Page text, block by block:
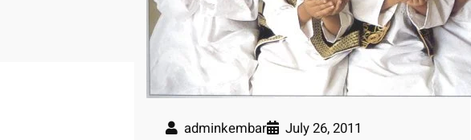
adminkembar July 26, 2011